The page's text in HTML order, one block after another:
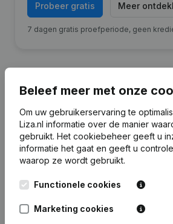
Probeer gratis Meer
7 dagen gratis proefperiode, geen
Financiële gegevens van
2024 2023
vermogen
€ 1.416.992 1.536.344
Personeel 0
Beleef meer met onze
Om uw gebruikerservaring te
Liza.nl informatie over de manier
gebruikt. Het cookiebeheer geeft u
informatie het gaat en geeft u
waarop ze wordt gebruikt.
Functionele cookies
Marketing cookies